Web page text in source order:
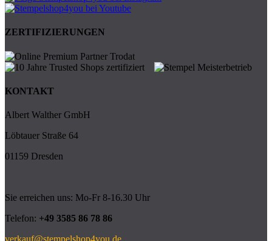
ZERTIFIZIERUNGEN
KONTAKT
Albert Walther GmbH
Löbtauer Straße 64
01159 Dresden
Sie erreichen uns: Mo-Fr 8-16.30 Uhr
Telefon: +49 3585 86 78 86
verkauf@stempelshop4you.de